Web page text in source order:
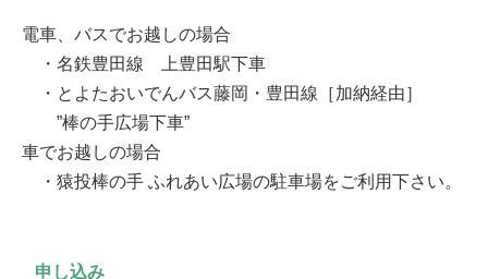
電車、バスでお越しの場合
・名鉄豊田線 上豊田駅下車
・とよたおいでんバス藤岡・豊田線［加納経由］
”棒の手広場下車”
車でお越しの場合
・猿投棒の手 ふれあい広場の駐車場をご利用下さい。
申し込み